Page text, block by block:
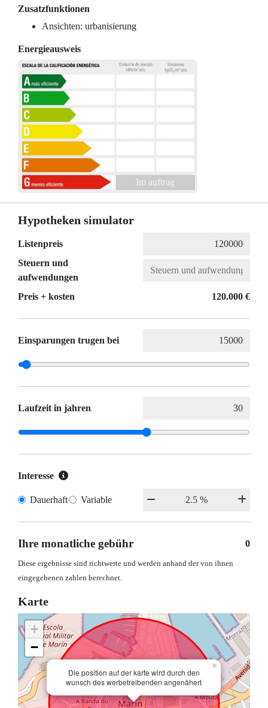
Zusatzfunktionen
Ansichten: urbanisierung
Energieausweis
Im auftrag
Hypotheken simulator
Listenpreis
Steuern und
aufwendungen
Preis + kosten
120.000 €
Einsparungen trugen bei
Laufzeit in jahren
Interesse
Dauerhaft Variable
Ihre monatliche gebühr 0
Diese ergebnisse sind richtwerte und werden anhand der von ihnen
eingegebenen zahlen berechnet.
Karte
Die position auf der karte wird durch den
wunsch des werbetreibenden angenähert
×
+
−